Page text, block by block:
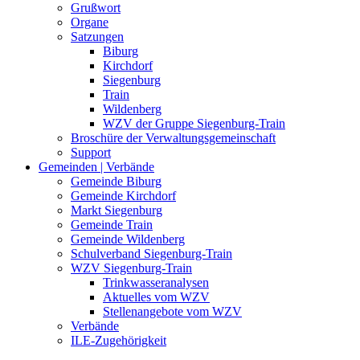
Grußwort
Organe
Satzungen
Biburg
Kirchdorf
Siegenburg
Train
Wildenberg
WZV der Gruppe Siegenburg-Train
Broschüre der Verwaltungsgemeinschaft
Support
Gemeinden | Verbände
Gemeinde Biburg
Gemeinde Kirchdorf
Markt Siegenburg
Gemeinde Train
Gemeinde Wildenberg
Schulverband Siegenburg-Train
WZV Siegenburg-Train
Trinkwasseranalysen
Aktuelles vom WZV
Stellenangebote vom WZV
Verbände
ILE-Zugehörigkeit